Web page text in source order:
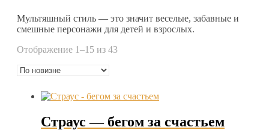
Мультяшный стиль — это значит веселые, забавные и
смешные персонажи для детей и взрослых.
Отображение 1–15 из 43Сортировка:
Страус — бегом за счастьем